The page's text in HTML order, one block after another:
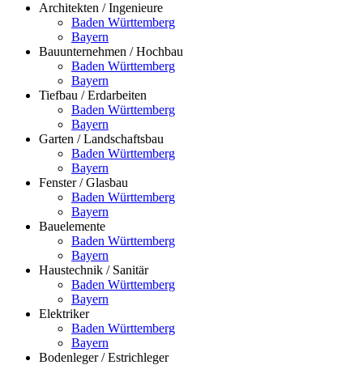
Architekten / Ingenieure
Baden Württemberg
Bayern
Bauunternehmen / Hochbau
Baden Württemberg
Bayern
Tiefbau / Erdarbeiten
Baden Württemberg
Bayern
Garten / Landschaftsbau
Baden Württemberg
Bayern
Fenster / Glasbau
Baden Württemberg
Bayern
Bauelemente
Baden Württemberg
Bayern
Haustechnik / Sanitär
Baden Württemberg
Bayern
Elektriker
Baden Württemberg
Bayern
Bodenleger / Estrichleger